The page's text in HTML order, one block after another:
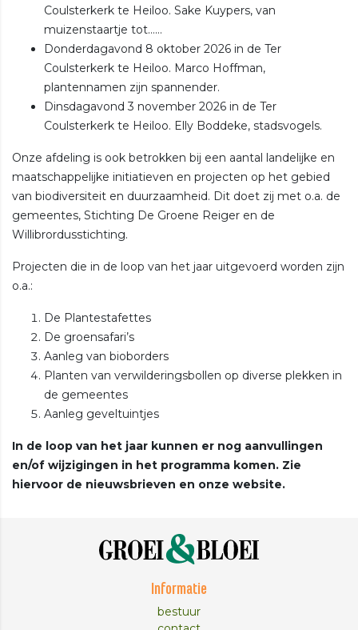
Coulsterkerk te Heiloo. Sake Kuypers, van
muizenstaartje tot……
Donderdagavond 8 oktober 2026 in de Ter
Coulsterkerk te Heiloo. Marco Hoffman,
plantennamen zijn spannender.
Dinsdagavond 3 november 2026 in de Ter
Coulsterkerk te Heiloo. Elly Boddeke, stadsvogels.
Onze afdeling is ook betrokken bij een aantal landelijke en
maatschappelijke initiatieven en projecten op het gebied
van biodiversiteit en duurzaamheid. Dit doet zij met o.a. de
gemeentes, Stichting De Groene Reiger en de
Willibrordusstichting.
Projecten die in de loop van het jaar uitgevoerd worden zijn
o.a.:
De Plantestafettes
De groensafari’s
Aanleg van bioborders
Planten van verwilderingsbollen op diverse plekken in
de gemeentes
Aanleg geveltuintjes
In de loop van het jaar kunnen er nog aanvullingen
en/of wijzigingen in het programma komen. Zie
hiervoor de nieuwsbrieven en onze website.
Informatie
bestuur